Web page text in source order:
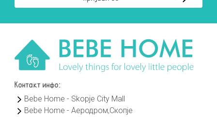
Контакт инфо:
Bebe Home - Skopje City Mall
Bebe Home - Аеродром,Скопје